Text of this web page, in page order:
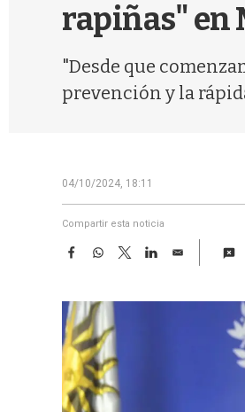
rapiñas" en
"Desde que
prevención y la
04/10/2024, 18:11
Compartir esta noticia
F
e
b
o
o
k
W
t
A
p
p
T
w
t
L
k
E
i